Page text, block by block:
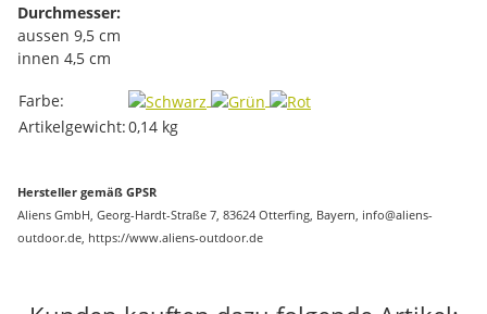
Durchmesser:
aussen 9,5 cm
innen 4,5 cm
Produkteigenschaft
Wert
Farbe:
Artikelgewicht:0,14 kg
Hersteller gemäß GPSR
Aliens GmbH, Georg-Hardt-Straße 7, 83624 Otterfing, Bayern, info@aliens-
outdoor.de, https://www.aliens-outdoor.de